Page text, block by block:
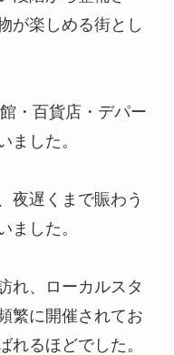
が楽しめる街とし
・百貨店・デパー
ました。
夜遅くまで賑わう
ました。
れ、ローカルスタ
繁に開催されてお
れるほどでした。